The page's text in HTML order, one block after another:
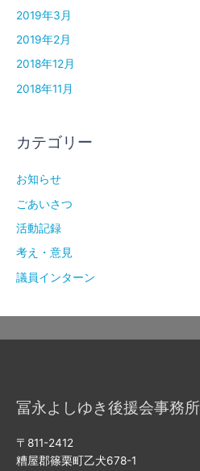
2019年3月
2019年2月
2018年12月
2018年11月
カテゴリー
お知らせ
ごあいさつ
活動記録
考え・意見
議員インターン
冨永よしゆき後援会事務所
〒811-2412
糟屋郡篠栗町乙犬678-1